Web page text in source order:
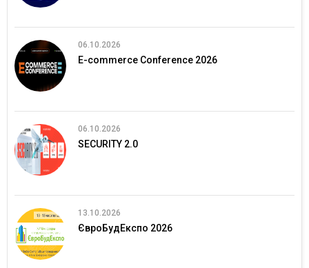
06.10.2026
E-commerce Conference 2026
06.10.2026
SECURITY 2.0
13.10.2026
ЄвроБудЕкспо 2026